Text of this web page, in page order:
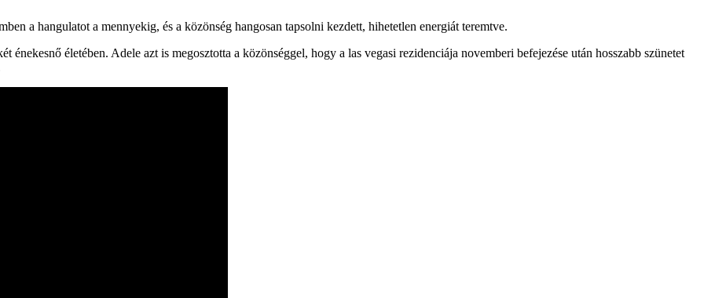
a hangulatot a mennyekig, és a közönség hangosan tapsolni kezdett, hihetetlen energiát teremtve.
énekesnő életében. Adele azt is megosztotta a közönséggel, hogy a las vegasi rezidenciája novemberi befejezése után hosszabb szünetet